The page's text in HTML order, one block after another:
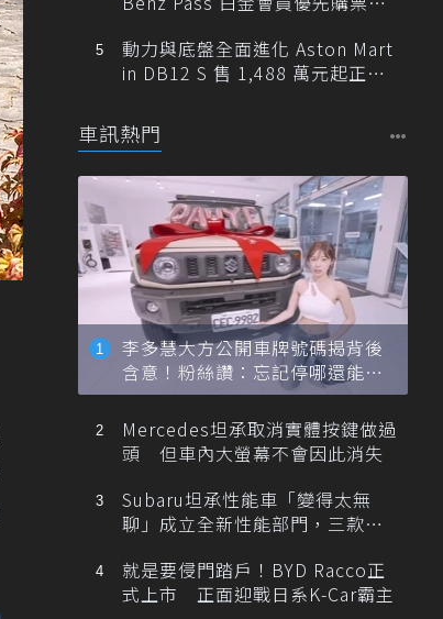
動力與底盤全面進化 Aston Mart
in DB12 S 售 1,488 萬元起正式
車訊熱門
李多慧大方公開車牌號碼揭背後
含意！粉絲讚：忘記停哪還能幫
忙找車
Mercedes坦承取消實體按鍵做過
頭 但車內大螢幕不會因此消失
Subaru坦承性能車「變得太無
聊」成立全新性能部門，三款手
就是要侵門踏戶！BYD Racco正
式上市 正面迎戰日系K-Car霸主